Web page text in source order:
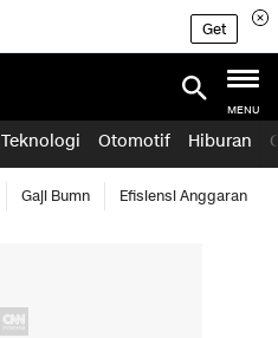
Get
MENU
Teknologi Otomotif Hiburan
Gaji Bumn Efisiensi Anggaran